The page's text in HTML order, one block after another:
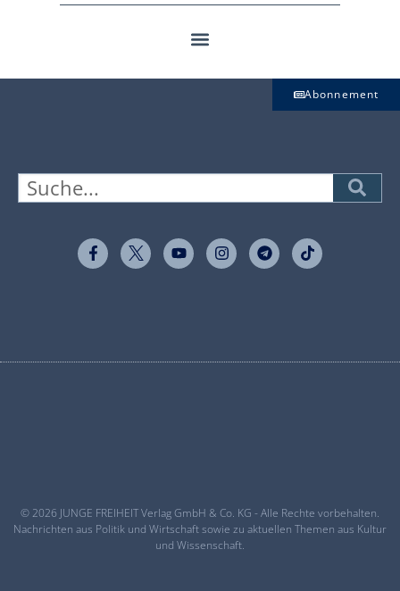
Abonnement
© 2026 JUNGE FREIHEIT Verlag GmbH & Co. KG - Alle Rechte vorbehalten.
Nachrichten aus Politik und Wirtschaft sowie zu aktuellen Themen aus Kultur
und Wissenschaft.